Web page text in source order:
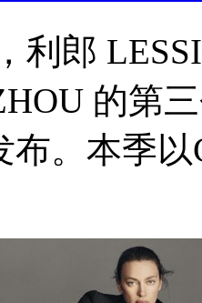
利郎
的第
。本季以